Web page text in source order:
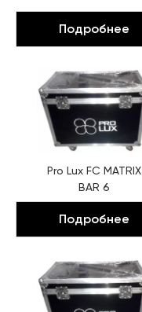
Подробнее
Pro Lux FC MATRIX
BAR 6
Подробнее